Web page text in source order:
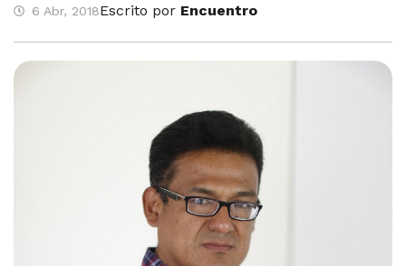
6 Abr, 2018Escrito por Encuentro